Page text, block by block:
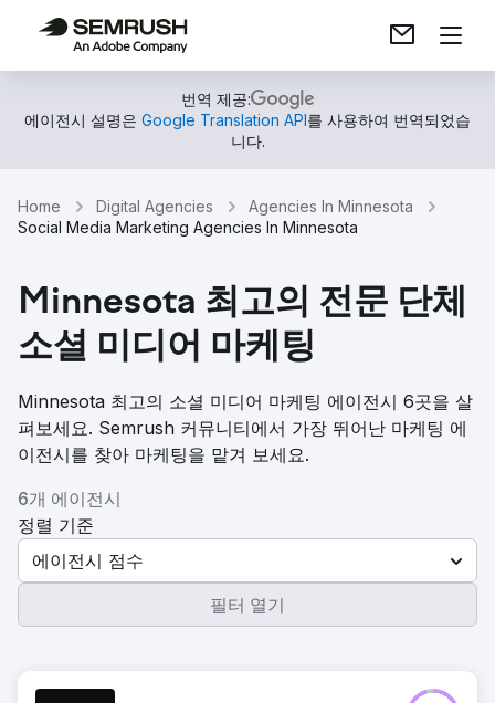
번역 제공:
에이전시 설명은 Google Translation API를 사용하여 번역되었습
니다.
Home Digital Agencies
Agencies In Minnesota
Social Media Marketing Agencies In Minnesota
Minnesota 최고의 전문 단체
소셜 미디어 마케팅
Minnesota 최고의 소셜 미디어 마케팅 에이전시 6곳을 살
펴보세요. Semrush 커뮤니티에서 가장 뛰어난 마케팅 에
이전시를 찾아 마케팅을 맡겨 보세요.
6개 에이전시
정렬 기준
에이전시 점수
필터 열기